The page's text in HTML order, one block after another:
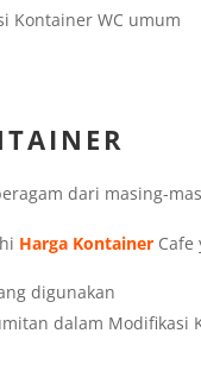
Kontainer WC umum
dari masing-
Harga KontainerCafe
digunakan
dalam Modifikasi